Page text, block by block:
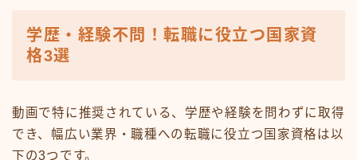
学歴・経験不問！転職に役立つ国家資
格3選
動画で特に推奨されている、学歴や経験を問わずに取得
でき、幅広い業界・職種への転職に役立つ国家資格は以
下の3つです。